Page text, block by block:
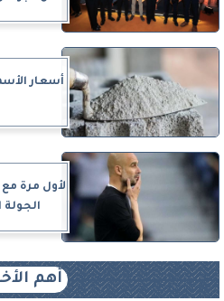
لأول مرة
الجولة
أهم